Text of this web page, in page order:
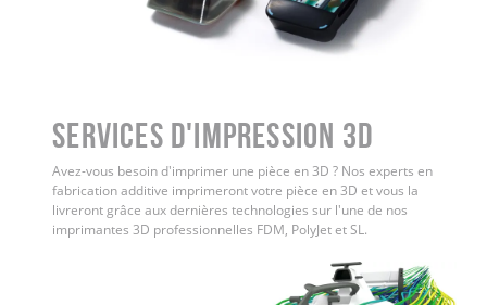
Services d'impression 3D
Avez-vous besoin d'imprimer une pièce en 3D ? Nos experts en
fabrication additive imprimeront votre pièce en 3D et vous la
livreront grâce aux dernières technologies sur l'une de nos
imprimantes 3D professionnelles FDM, PolyJet et SL.